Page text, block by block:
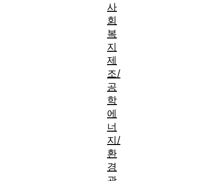
사
회
복
지
제
조/
공
학
에
너
지/
환
경